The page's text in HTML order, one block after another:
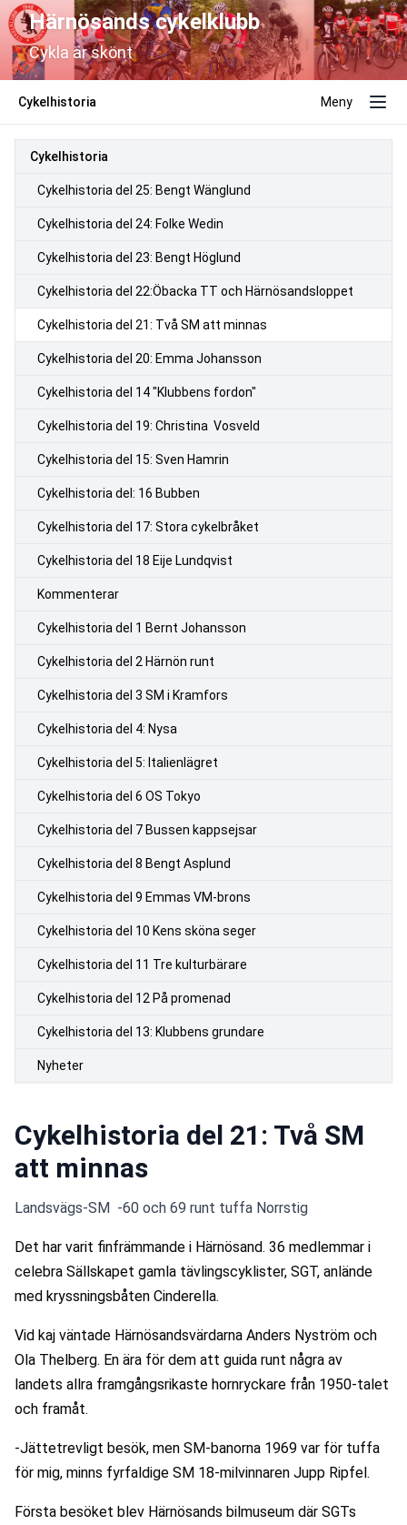
Härnösands cykelklubb
Cykla är skönt
Cykelhistoria Meny
Cykelhistoria
Cykelhistoria del 25: Bengt Wänglund
Cykelhistoria del 24: Folke Wedin
Cykelhistoria del 23: Bengt Höglund
Cykelhistoria del 22:Öbacka TT och Härnösandsloppet
Cykelhistoria del 21: Två SM att minnas
Cykelhistoria del 20: Emma Johansson
Cykelhistoria del 14 "Klubbens fordon"
Cykelhistoria del 19: Christina Vosveld
Cykelhistoria del 15: Sven Hamrin
Cykelhistoria del: 16 Bubben
Cykelhistoria del 17: Stora cykelbråket
Cykelhistoria del 18 Eije Lundqvist
Kommenterar
Cykelhistoria del 1 Bernt Johansson
Cykelhistoria del 2 Härnön runt
Cykelhistoria del 3 SM i Kramfors
Cykelhistoria del 4: Nysa
Cykelhistoria del 5: Italienlägret
Cykelhistoria del 6 OS Tokyo
Cykelhistoria del 7 Bussen kappsejsar
Cykelhistoria del 8 Bengt Asplund
Cykelhistoria del 9 Emmas VM-brons
Cykelhistoria del 10 Kens sköna seger
Cykelhistoria del 11 Tre kulturbärare
Cykelhistoria del 12 På promenad
Cykelhistoria del 13: Klubbens grundare
Nyheter
Cykelhistoria del 21: Två SM
att minnas
Landsvägs-SM  -60 och 69 runt tuffa Norrstig
Det har varit finfrämmande i Härnösand. 36 medlemmar i
celebra Sällskapet gamla tävlingscyklister, SGT, anlände
med kryssningsbåten Cinderella.
Vid kaj väntade Härnösandsvärdarna Anders Nyström och
Ola Thelberg. En ära för dem att guida runt några av
landets allra framgångsrikaste hornryckare från 1950-talet
och framåt.
-Jättetrevligt besök, men SM-banorna 1969 var för tuffa
för mig, minns fyrfaldige SM 18-milvinnaren Jupp Ripfel.
Första besöket blev Härnösands bilmuseum där SGTs